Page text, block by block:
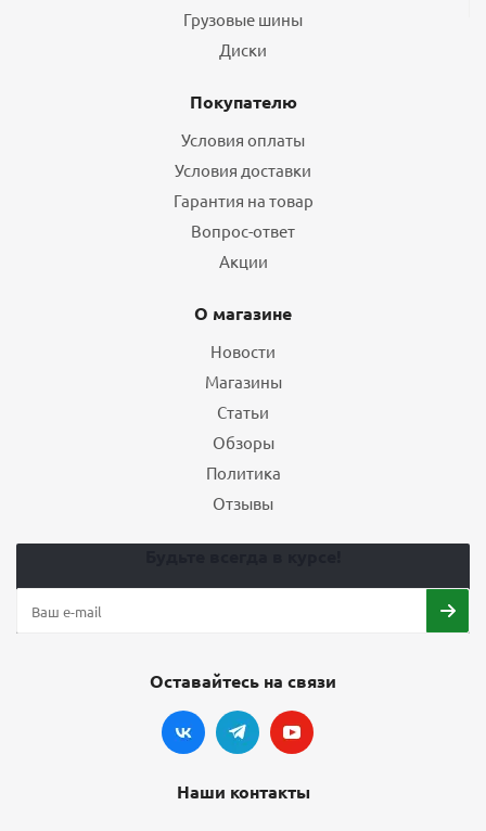
Грузовые шины
Диски
Покупателю
Условия оплаты
Условия доставки
Гарантия на товар
Вопрос-ответ
Акции
О магазине
Новости
Магазины
Статьи
Обзоры
Политика
Отзывы
Оставайтесь на связи
Наши контакты